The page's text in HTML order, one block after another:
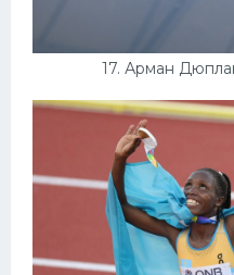
17. Арман